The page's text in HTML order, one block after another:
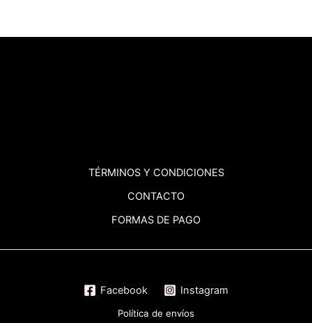
TÉRMINOS Y CONDICIONES
CONTACTO
FORMAS DE PAGO
Facebook Instagram
Política de envíos